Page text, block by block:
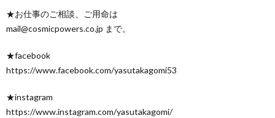
★お仕事のご相談、ご用命は
mail@cosmicpowers.co.jp まで。
★facebook
https://www.facebook.com/yasutakagomi53
★instagram
https://www.instagram.com/yasutakagomi/